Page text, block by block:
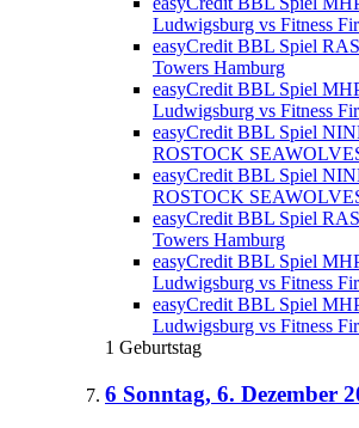
Ludwigsburg vs Fitness
easyCredit BBL Spiel
Towers Hamburg
easyCredit BBL Spiel
Ludwigsburg vs Fitness
easyCredit BBL Spiel
ROSTOCK
easyCredit BBL Spiel
ROSTOCK
easyCredit BBL Spiel
Towers Hamburg
easyCredit BBL Spiel
Ludwigsburg vs Fitness
easyCredit BBL Spiel
Ludwigsburg vs Fitness
1 Geburtstag
6 Sonntag, 6. Dezember